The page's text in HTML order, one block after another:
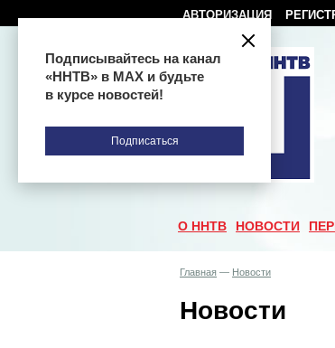
АВТОРИЗАЦИЯ
О ННТВ НОВОСТИ
Главная — Новости
Новости
Подписывайтесь на канал
«ННТВ» в МАХ и будьте
в курсе новостей!
Подписаться